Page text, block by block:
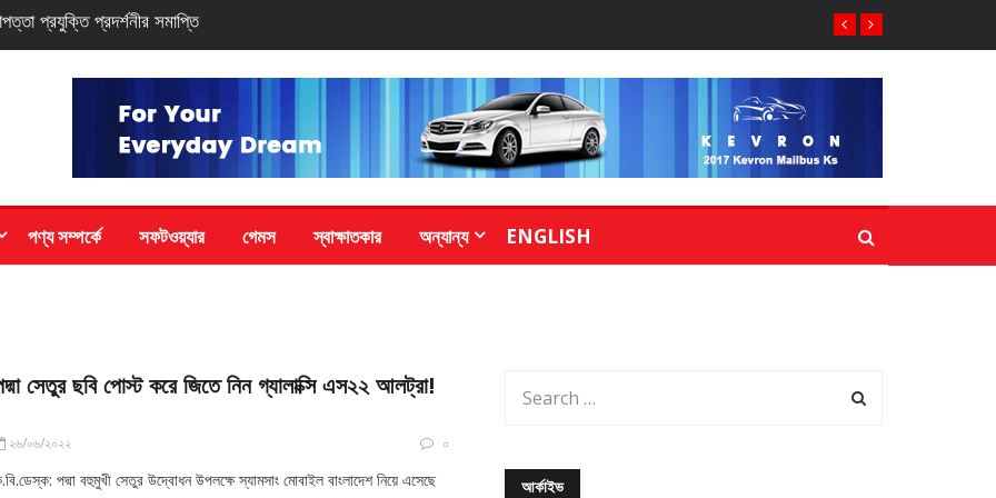
সিরিজ স্মার্টফোন
পণ্য সম্পর্কে সফটওয়্যার গেমস স্বাক্ষাতকার অন্যান্য ENGLISH
সেতুর ছবি পোস্ট করে জিতে নিন গ্যালাক্সি এস২২ আলট্রা!
২৬/০৬/২০২২ ০
পদ্মা বহুমুখী সেতুর উদ্বোধন উপলক্ষে স্যামসাং মোবাইল বাংলাদেশ নিয়ে এসেছে
আর্কাইভ